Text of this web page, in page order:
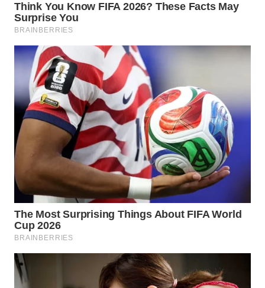
Wahana
Media
WAHANA
NEWS
WAHANA
TANI
WAHANA
WAHANA
KONSUMEN
WAHANA